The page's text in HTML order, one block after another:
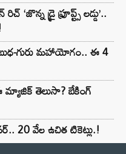
డ్రై ఫ్రూప్ట్స్ లడ్డు’..
బుధ-గురు మహాయోగం.. ఈ 4
తెలుసా? బేకింగ్
20 వేల ఉచిత టికెట్లు.!